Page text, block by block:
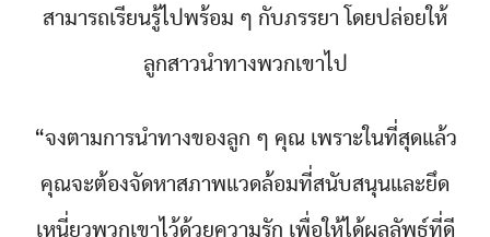
สามารถเรียนรู้ไปพร้อม ๆ กับภรรยา โดยปล่อยให้
ลูกสาวนำทางพวกเขาไป
“จงตามการนำทางของลูก ๆ คุณ เพราะในที่สุดแล้ว
คุณจะต้องจัดหาสภาพแวดล้อมที่สนับสนุนและยึด
เหนี่ยวพวกเขาไว้ด้วยความรัก เพื่อให้ได้ผลลัพธ์ที่ดี